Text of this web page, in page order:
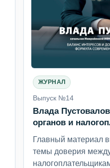
ЖУРНАЛ
Выпуск №14
Влада
органов и
Главный материал
темы доверия